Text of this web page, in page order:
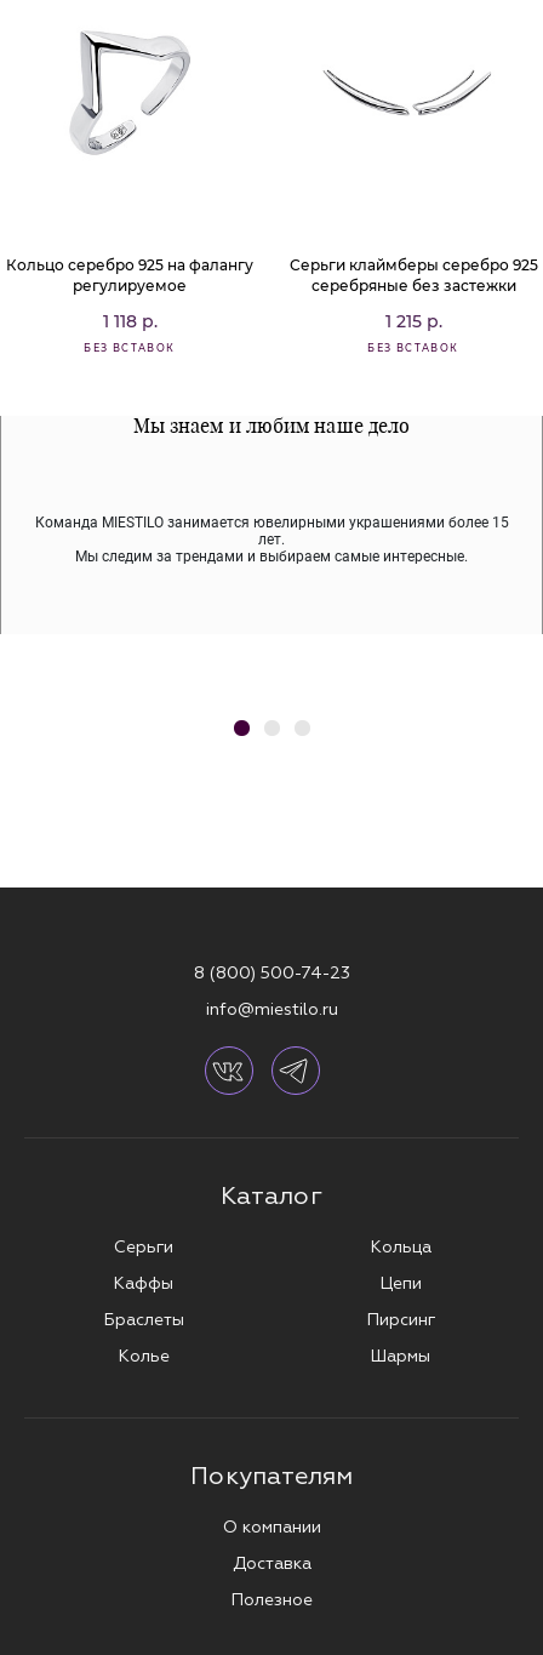
Кольцо серебро 925 на фалангу
регулируемое
1 118 р.
БЕЗ ВСТАВОК
Серьги клаймберы серебро 925
серебряные без застежки
1 215 р.
БЕЗ ВСТАВОК
Мы знаем и любим наше дело
Команда MIESTILO занимается ювелирными украшениями более 15
лет.
Мы следим за трендами и выбираем самые интересные.
Все наши материалы гипоалергенны
Мы используем покрытие (родий, ювелирный сплав), которое не
содержит никеля и свинца — это исключает аллергию.
Примерка перед покупкой
Во время доставки спокойно примеряйте украшения, выбирайте те,
что вам нравятся, остальные заберёт курьер.
8 (800) 500-74-23
info@miestilo.ru
Каталог
Серьги
Каффы
Браслеты
Колье
Кольца
Цепи
Пирсинг
Шармы
Покупателям
О компании
Доставка
Полезное